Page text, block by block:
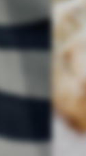
2026